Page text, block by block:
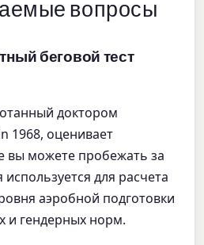
вопросы
беговой тест
доктором
1968, оценивает
вы можете пробежать за
для расчета
аэробной подготовки
и гендерных норм.